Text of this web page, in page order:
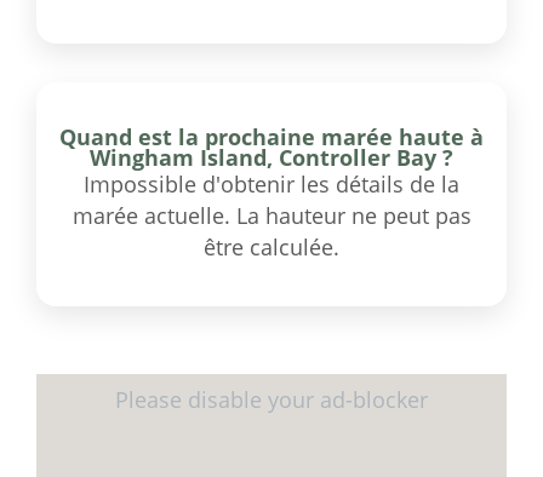
Quand est la prochaine marée haute à
Wingham Island, Controller Bay ?
Impossible d'obtenir les détails de la
marée actuelle. La hauteur ne peut pas
être calculée.